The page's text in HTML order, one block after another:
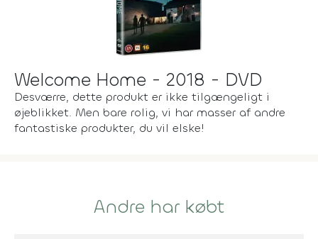
Welcome Home - 2018 - DVD
Desværre, dette produkt er ikke tilgængeligt i
øjeblikket. Men bare rolig, vi har masser af andre
fantastiske produkter, du vil elske!
Andre har købt